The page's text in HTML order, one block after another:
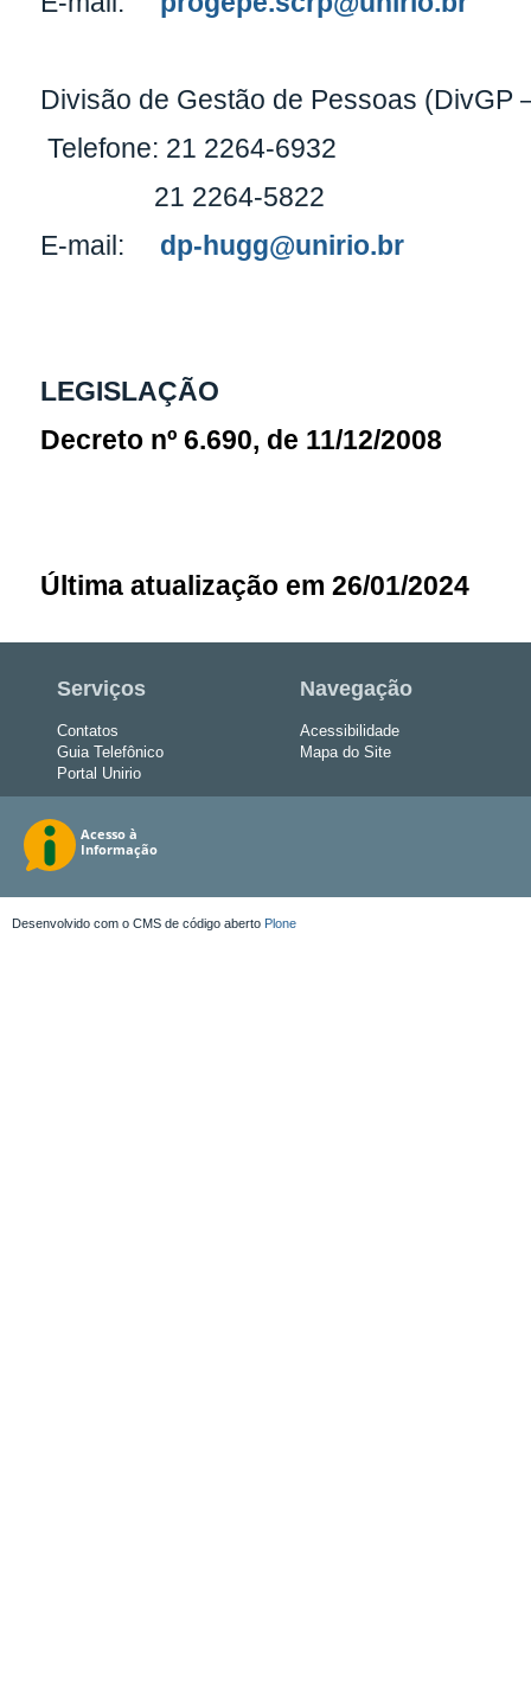
Divisão de Gestão de Pessoas (DivGP
Telefone: 21 2264-6932
21 2264-5822
E-mail: dp-hugg@unirio.br
LEGISLAÇÃO
Decreto nº 6.690, de 11/12/2008
Última atualização em 26/01/2024
Serviços
Contatos
Guia Telefônico
Portal Unirio
Navegação
Acessibilidade
Mapa do Site
Desenvolvido com o CMS de código aberto Plone